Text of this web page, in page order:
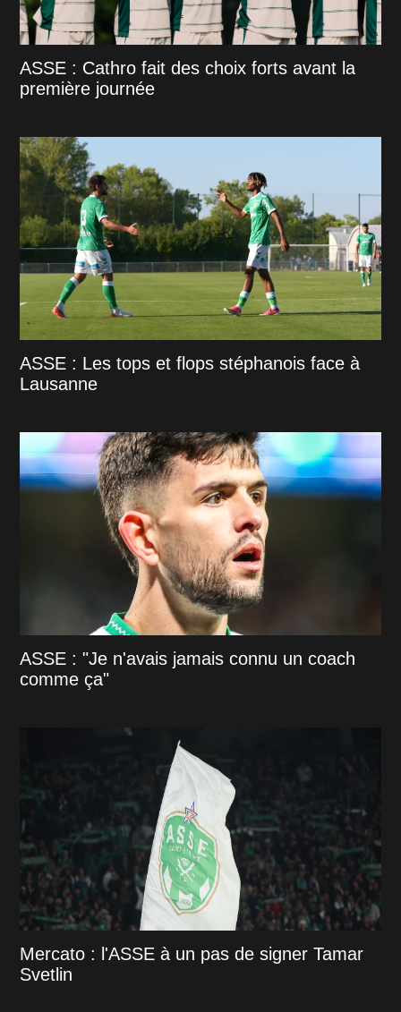
ASSE : Cathro fait des choix forts avant la
première journée
ASSE : Les tops et flops stéphanois face à
Lausanne
ASSE : "Je n'avais jamais connu un coach
comme ça"
Mercato : l'ASSE à un pas de signer Tamar
Svetlin